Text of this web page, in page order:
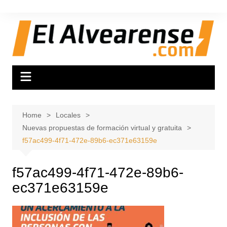
content
Home
Locales
Nuevas propuestas de formación virtual y gratuita
f57ac499-4f71-472e-89b6-ec371e63159e
f57ac499-4f71-472e-89b6-
ec371e63159e